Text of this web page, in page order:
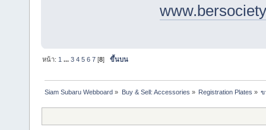
หน้า: 1 ...3 4 5 6 7 [8]ขึ้นบน
Siam Subaru Webboard » Buy & Sell: Accessories » Registration Plates » ข